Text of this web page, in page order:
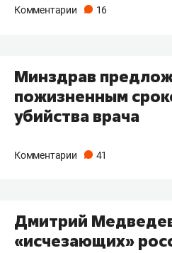
Комментарии 16
Минздрав
пожизненным
убийства врача
Комментарии 41
Дмитрий
«исчезающих»